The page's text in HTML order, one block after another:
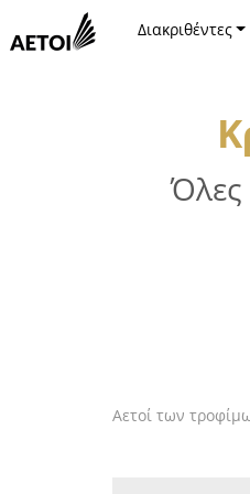
Διακριθέντες
Όλες
Αετοί των